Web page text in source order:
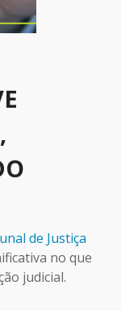
de Justiça
no que
judicial.